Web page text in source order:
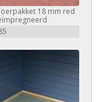
18 mm red